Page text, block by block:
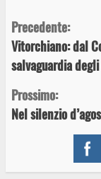
Continue
Reading
Precedente:
Vitorchiano: dal
salvaguardia
Prossimo:
Nel silenzio